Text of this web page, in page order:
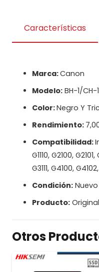
+Ch-
1
Características
Marca:Canon
Modelo: BH-1/CH-1
Color:Negro Y
Rendimiento:
Compatibilidad:
G1110, G2100, G2101,
G3111, G4100,
Condición: Nuevo
Producto: Original
Otros